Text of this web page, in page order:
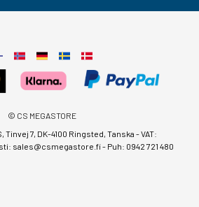
© CS MEGASTORE
Tinvej 7, DK-4100 Ringsted, Tanska - VAT:
sales@csmegastore.fi- Puh: 0942 721 480